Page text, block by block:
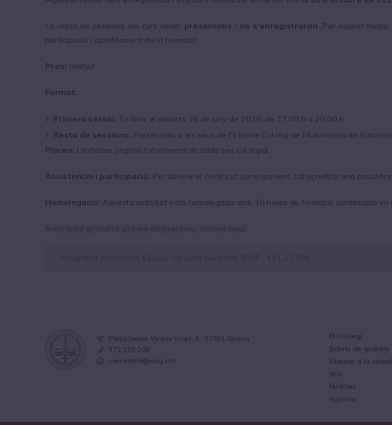
La resta de sessions del curs seran presencials i no s'enregistraran. Per aquest motiu,
participació i aprofitament de la formació.
Preu: Gratuït
Format:
Primera sessió: En línia, el dimarts 16 de juny de 2026, de 17.00 h a 20.00 h.
Resta de sessions: Presencials a les seus de l'Il·lustre Col·legi de l'Advocacia de
Places: Limitades segons l'aforament de cada seu col·legial.
Assistència i participació: Per obtenir el certificat corresponent, cal acreditar una
Homologació: Aquesta activitat està homologada amb 30 hores de formació continuada en
Inscripció gratuïta prèvia obligatòria, clicant aquí
Plaça Jaume Vicens Vives, 4 · 17001 Girona
972 210 208
secretaria@icag.cat
El Col·legi
Jutjats de guàrdia
Atenció a la
JAG
Notícies
Agenda